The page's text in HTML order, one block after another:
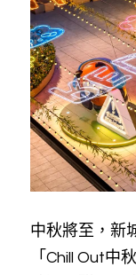
中秋將至，新
「Chill Out中